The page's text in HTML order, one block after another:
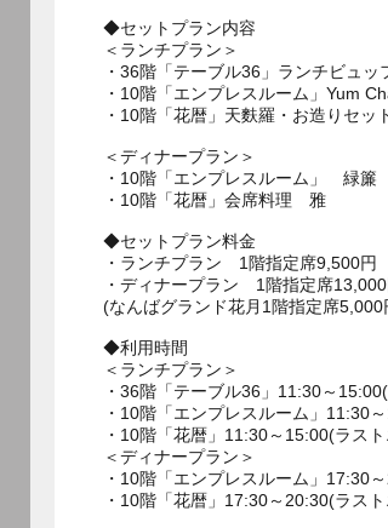
◆セットプラン内容
＜ランチプラン＞
・36階「テーブル36」ランチビュッ
・10階「エンプレスルーム」Yum
・10階「花暦」天麩羅・お造りセッ
＜ディナープラン＞
・10階「エンプレスルーム」 緑簾
・10階「花暦」会席料理 雅
◆セットプラン料金
・ランチプラン 1階指定席9,500
・ディナープラン 1階指定席
(なんばグランド花月1階指定席
◆利用時間
＜ランチプラン＞
・36階「テーブル36」11:30～
・10階「エンプレスルーム」11:30
・10階「花暦」11:30～15:00(ラス
＜ディナープラン＞
・10階「エンプレスルーム」17:30
・10階「花暦」17:30～20:30(ラス